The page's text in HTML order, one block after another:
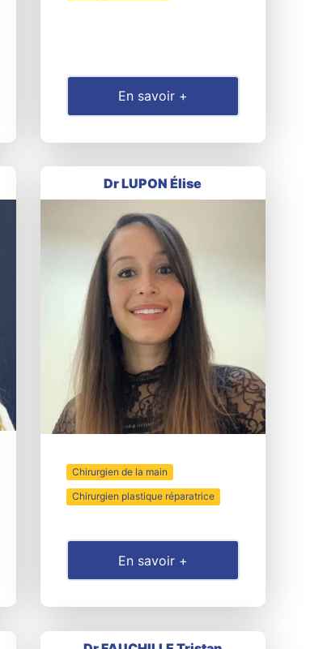
En savoir +
Dr LUPON Élise
Chirurgien de la main
Chirurgien plastique réparatrice
En savoir +